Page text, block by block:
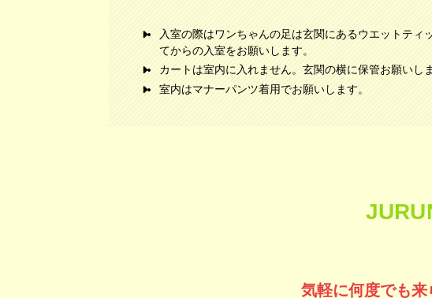
入室の際はワンちゃんの足は玄関にあるウエットティ
てからの入室をお願いします。
カートは室内に入れません。玄関の横に保管お願いしま
室内はマナーパンツ着用でお願いします。
気軽に何度でも来